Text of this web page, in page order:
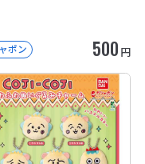
ポン 500 円